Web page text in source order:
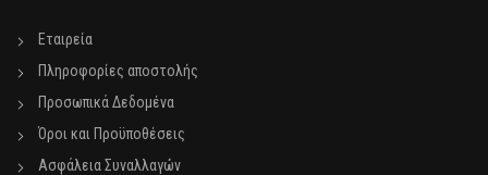
Εταιρεία
Πληροφορίες αποστολής
Προσωπικά Δεδομένα
Όροι και Προϋποθέσεις
Ασφάλεια Συναλλαγών